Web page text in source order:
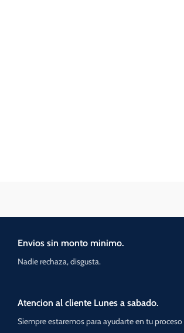
Envios sin monto minimo.
Nadie rechaza, disgusta.
Atencion al cliente Lunes a sabado.
Siempre estaremos para ayudarte en tu